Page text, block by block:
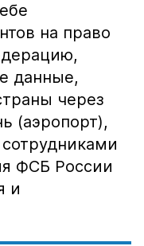
на право
данные,
через
(аэропорт),
ФСБ России
и